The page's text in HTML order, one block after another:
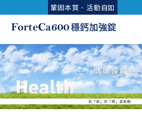
鞏固本質．活動自如